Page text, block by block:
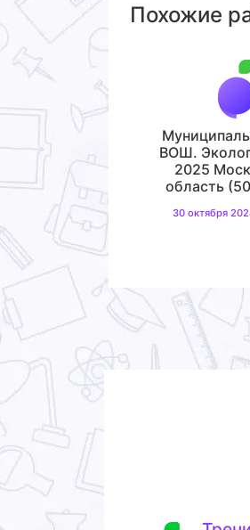
Похожие
ВОШ.
2025
область
30 октября